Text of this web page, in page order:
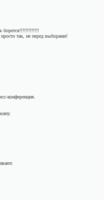
борется!!!!!!!!!!!!!
так, не перед выборами!
конференция.